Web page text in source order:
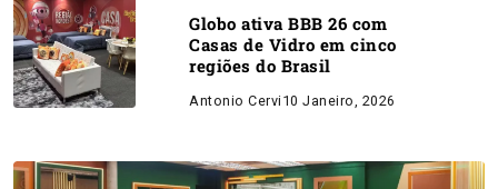
Globo ativa BBB 26 com
Casas de Vidro em cinco
regiões do Brasil
Antonio Cervi 10 Janeiro, 2026